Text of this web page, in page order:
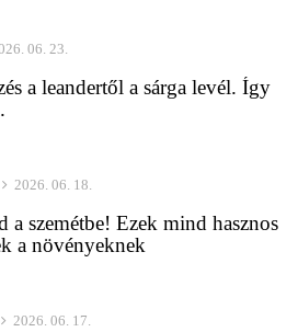
06. 23.
a leandertől a sárga levél. Így
2026. 06. 18.
a szemétbe! Ezek mind hasznos
a növényeknek
2026. 06. 17.